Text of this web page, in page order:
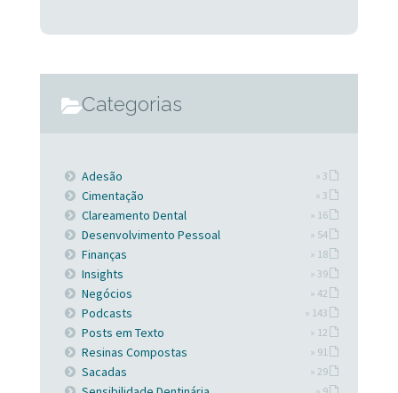
Categorias
Adesão » 3
Cimentação » 3
Clareamento Dental » 16
Desenvolvimento Pessoal » 54
Finanças » 18
Insights » 39
Negócios » 42
Podcasts » 143
Posts em Texto » 12
Resinas Compostas » 91
Sacadas » 29